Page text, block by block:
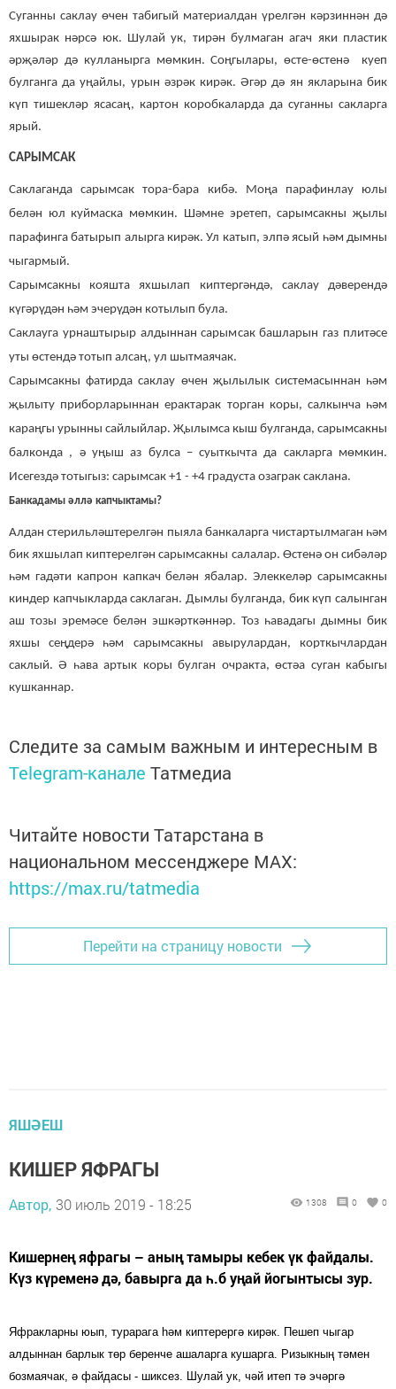
Суганны саклау өчен табигый материалдан үрелгән кәрзиннән дә
яхшырак нәрсә юк. Шулай ук, тирән булмаган агач яки пластик
әрҗәләр дә кулланырга мөмкин. Соңгылары, өсте-өстенә куеп
булганга да уңайлы, урын әзрәк кирәк. Әгәр дә ян якларына бик
күп тишекләр ясасаң, картон коробкаларда да суганны сакларга
ярый.
САРЫМСАК
Саклаганда сарымсак тора-бара кибә. Моңа парафинлау юлы
белән юл куймаска мөмкин. Шәмне эретеп, сарымсакны җылы
парафинга батырып алырга кирәк. Ул катып, элпә ясый һәм дымны
чыгармый.
Сарымсакны кояшта яхшылап киптергәндә, саклау дәверендә
күгәрүдән һәм эчерүдән котылып була.
Саклауга урнаштырыр алдыннан сарымсак башларын газ плитәсе
уты өстендә тотып алсаң, ул шытмаячак.
Сарымсакны фатирда саклау өчен җылылык системасыннан һәм
җылыту приборларыннан ерактарак торган коры, салкынча һәм
караңгы урынны сайлыйлар. Җылымса кыш булганда, сарымсакны
балконда , ә уңыш аз булса – суыткычта да сакларга мөмкин.
Исегездә тотыгыз: сарымсак +1 - +4 градуста озаграк саклана.
Банкадамы әллә капчыктамы?
Алдан стерильләштерелгән пыяла банкаларга чистартылмаган һәм
бик яхшылап киптерелгән сарымсакны салалар. Өстенә он сибәләр
һәм гадәти капрон капкач белән ябалар. Элеккеләр сарымсакны
киндер капчыкларда саклаган. Дымлы булганда, бик күп салынган
аш тозы эремәсе белән эшкәрткәннәр. Тоз һавадагы дымны бик
яхшы сеңдерә һәм сарымсакны авырулардан, корткычлардан
саклый. Ә һава артык коры булган очракта, өстәа суган кабыгы
кушканнар.
Следите за самым важным и интересным в
Telegram-канале Татмедиа
Читайте новости Татарстана в
национальном мессенджере MАХ:
https://max.ru/tatmedia
Перейти на страницу новости
ЯШӘЕШ
КИШЕР ЯФРАГЫ
Автор, 30 июль 2019 - 18:25 1308 0 0
Кишернең яфрагы – аның тамыры кебек үк файдалы.
Күз күременә дә, бавырга да һ.б уңай йогынтысы зур.
Яфракларны юып, турарага һәм киптерергә кирәк. Пешеп чыгар
алдыннан барлык төр беренче ашаларга кушарга. Ризыкның тәмен
бозмаячак, ә файдасы - шиксез. Шулай ук, чәй итеп тә эчәргә